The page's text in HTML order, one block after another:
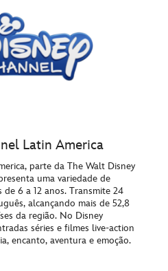
Latin America
parte da The Walt Disney
uma variedade de
6 a 12 anos. Transmite 24
alcançando mais de 52,8
da região. No Disney
séries e filmes live-action
encanto, aventura e emoção.